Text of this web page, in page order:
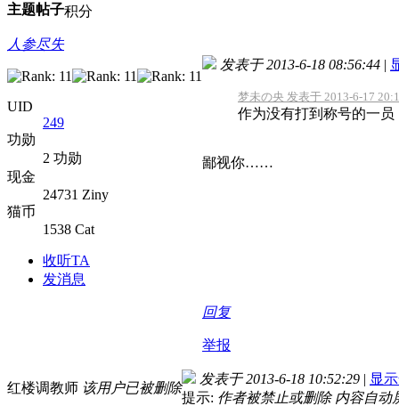
主题帖子积分
人参尽失
UID
249
功勋
2 功勋
现金
24731 Ziny
猫币
1538 Cat
收听TA
发消息
发表于 2013-6-18 08:56:44 |
梦未の央 发表于 2013-6-17
作为没有打到称号的一
鄙视你……
回复
举报
红楼调教师 该用户已被删除
发表于 2013-6-18 10:52:29 | 显
提示: 作者被禁止或删除 内容自动